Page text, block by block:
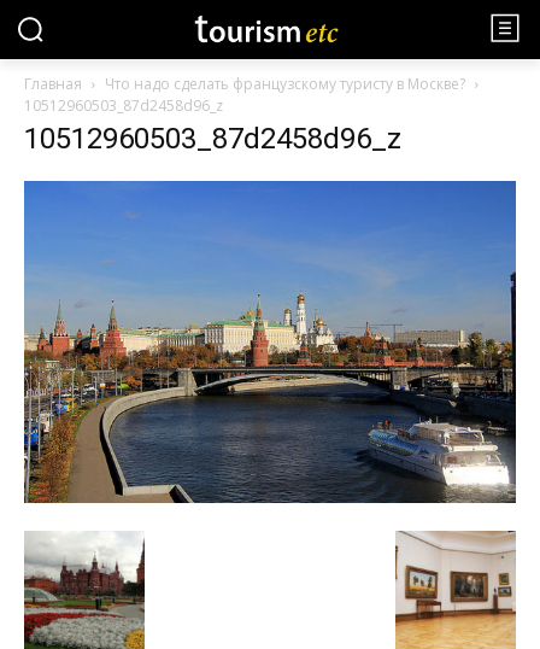
Главная
Что надо сделать французскому туристу в Москве?
10512960503_87d2458d96_z
10512960503_87d2458d96_z